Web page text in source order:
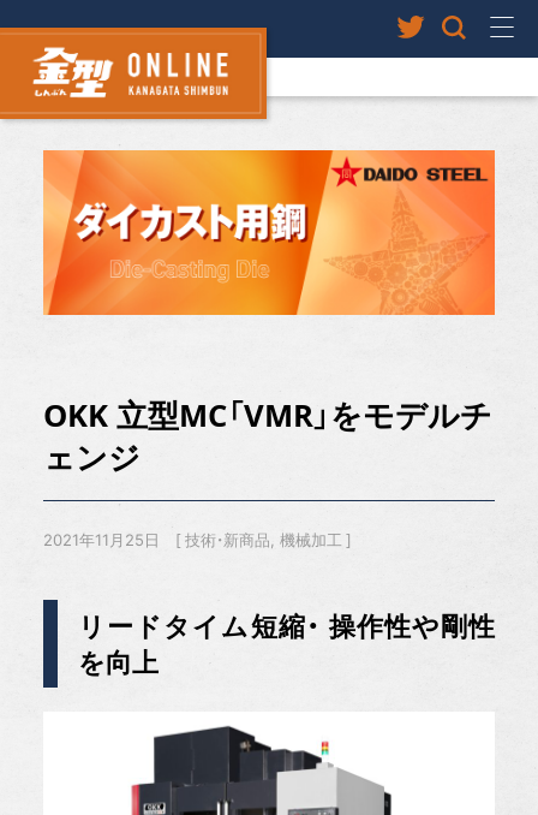
OKK 立型MC「VMR」をモデルチ
ェンジ
2021年11月25日 技術・新商品 機械加工
リードタイム短縮・ 操作性や剛性
を向上